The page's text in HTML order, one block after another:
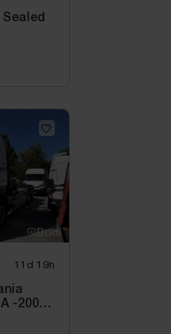
11d 19h
-2008 |